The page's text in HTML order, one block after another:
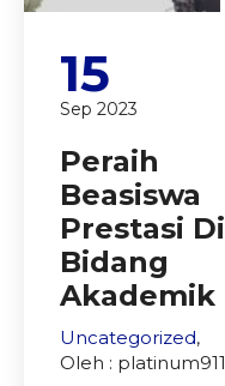
15
Sep 2023
Peraih
Beasiswa
Prestasi Di
Bidang
Akademik
Uncategorized,
Oleh : platinum911